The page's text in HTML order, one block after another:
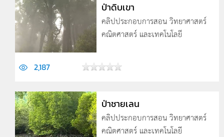
ป่าดิบเขา
คลิปประกอบการสอน วิทยาศาสตร์
คณิตศาสตร์ และเทคโนโลยี
2,187
ป่าชายเลน
คลิปประกอบการสอน วิทยาศาสตร์
คณิตศาสตร์ และเทคโนโลยี